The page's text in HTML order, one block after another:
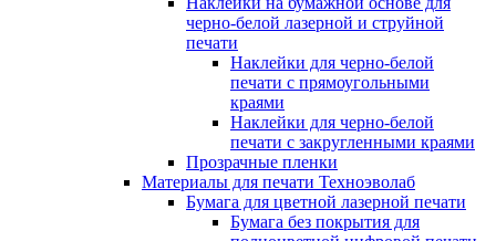
черно-белой лазерной и струйной
печати
Наклейки для черно-белой
печати с прямоугольными
краями
Наклейки для черно-белой
печати с закругленными краями
Прозрачные пленки
Материалы для печати Техноэволаб
Бумага для цветной лазерной печати
Бумага без покрытия для